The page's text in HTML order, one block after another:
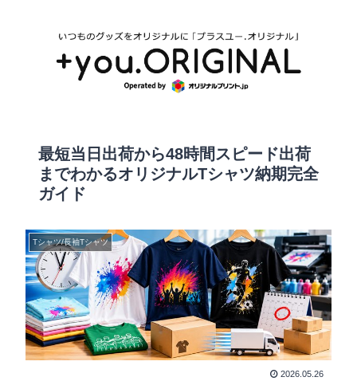
最短当日出荷から48時間スピード出荷
までわかるオリジナルTシャツ納期完全
ガイド
Tシャツ/長袖Tシャツ
2026.05.26